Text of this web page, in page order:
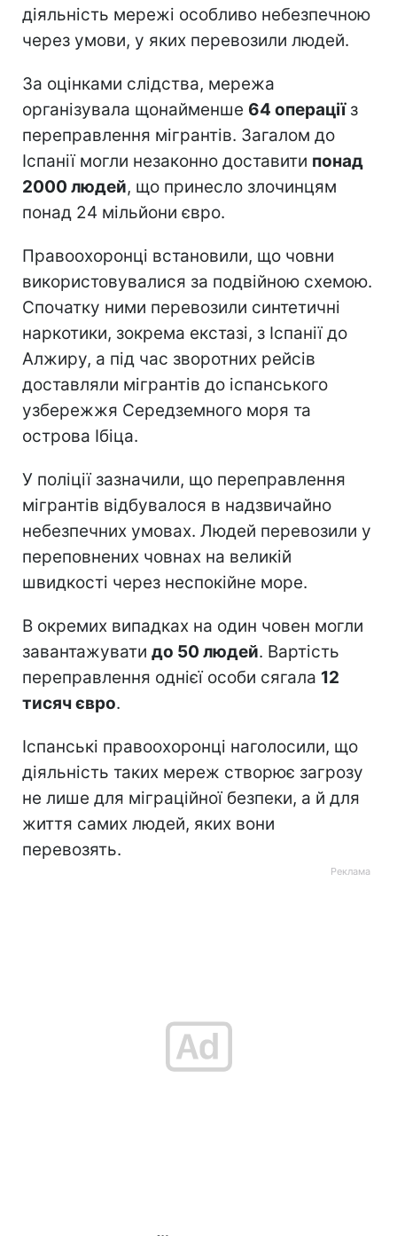
діяльність мережі особливо небезпечною
через умови, у яких перевозили людей.
За оцінками слідства, мережа
організувала щонайменше 64 операціїз
переправлення мігрантів. Загалом до
Іспанії могли незаконно доставити понад
2000 людей, що принесло злочинцям
понад 24 мільйони євро.
Правоохоронці встановили, що човни
використовувалися за подвійною схемою.
Спочатку ними перевозили синтетичні
наркотики, зокрема екстазі, з Іспанії до
Алжиру, а під час зворотних рейсів
доставляли мігрантів до іспанського
узбережжя Середземного моря та
острова Ібіца.
У поліції зазначили, що переправлення
мігрантів відбувалося в надзвичайно
небезпечних умовах. Людей перевозили у
переповнених човнах на великій
швидкості через неспокійне море.
В окремих випадках на один човен могли
завантажувати до 50 людей. Вартість
переправлення однієї особи сягала 12
тисяч євро.
Іспанські правоохоронці наголосили, що
діяльність таких мереж створює загрозу
не лише для міграційної безпеки, а й для
життя самих людей, яких вони
перевозять.